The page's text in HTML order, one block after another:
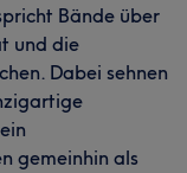
Bände über
und die
Dabei sehnen
gemeinhin als